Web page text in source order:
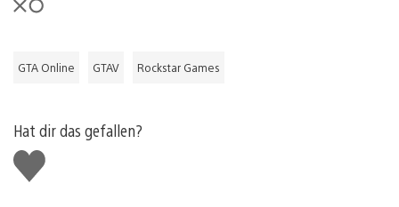
GTA Online GTAV Rockstar Games
Hat dir das gefallen?
Gefällt
mir